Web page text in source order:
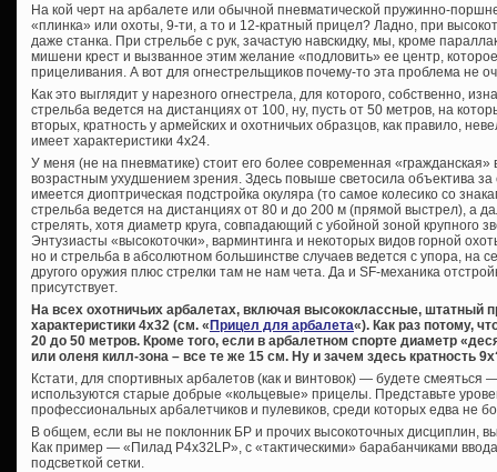
На кой черт на арбалете или обычной пневматической пружинно-
«плинка» или охоты, 9-ти, а то и 12-кратный прицел? Ладно, при
даже станка. При стрельбе с рук, зачастую навскидку, мы, кроме
мишени крест и вызванное этим желание «подловить» ее центр,
прицеливания. А вот для огнестрельщиков почему-то эта проблема не
Как это выглядит у нарезного огнестрела, для которого, собственно,
стрельба ведется на дистанциях от 100, ну, пусть от 50 метров, на
вторых, кратность у армейских и охотничьих образцов, как правило,
имеет характеристики 4х24.
У меня (не на пневматике) стоит его более современная
возрастным ухудшением зрения. Здесь повыше светосила объектива
имеется диоптрическая подстройка окуляра (то самое колесико со
стрельба ведется на дистанциях от 80 и до 200 м (прямой выстрел), а
стрелять, хотя диаметр круга, совпадающий с убойной зоной крупного
Энтузиасты «высокоточки», варминтинга и некоторых видов горной
но и стрельба в абсолютном большинстве случаев ведется с упора, на
другого оружия плюс стрелки там не нам чета. Да и SF-механика
присутствует.
На всех охотничьих арбалетах, включая высококлассные, штатный
характеристики 4х32 (см. «Прицел для арбалета«). Как раз потому,
20 до 50 метров. Кроме того, если в арбалетном спорте диаметр
или оленя килл-зона – все те же 15 см. Ну и зачем здесь кратность
Кстати, для спортивных арбалетов (как и винтовок) — будете
используются старые добрые «кольцевые» прицелы. Представьте
профессиональных арбалетчиков и пулевиков, среди которых едва не
В общем, если вы не поклонник БР и прочих высокоточных дисциплин,
Как пример — «Пилад P4x32LP», с «тактическими» барабанчиками
подсветкой сетки.